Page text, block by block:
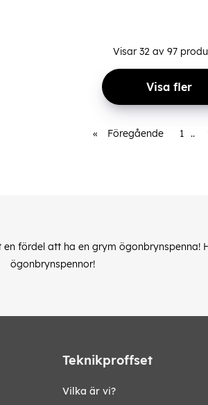
Visar 32 av 97
Visa fler
« Föregående 1 ..
fördel att ha en grym ögonbrynspenna!
ögonbrynspennor!
Teknikproffset
Vilka är vi?